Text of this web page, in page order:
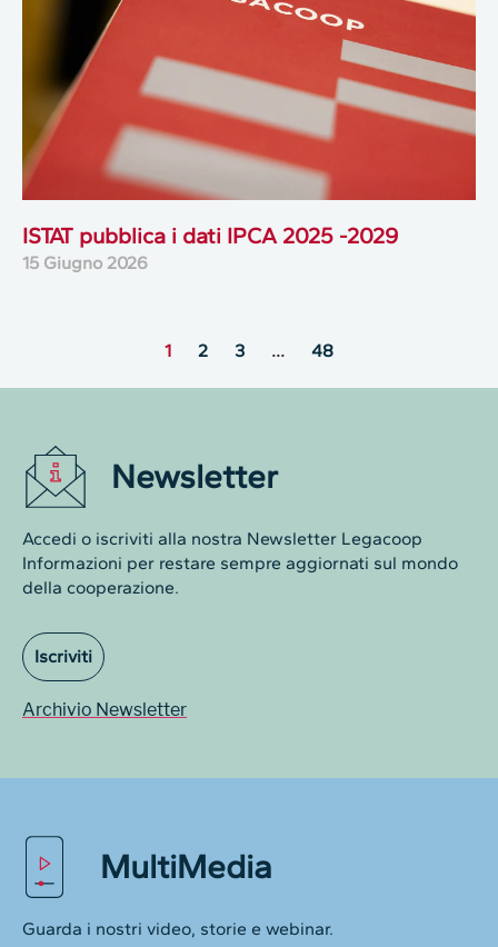
ISTAT pubblica i dati IPCA 2025 -2029
15 Giugno 2026
1 2 3 … 48
Newsletter
Accedi o iscriviti alla nostra Newsletter Legacoop
Informazioni per restare sempre aggiornati sul mondo
della cooperazione.
Iscriviti
Archivio Newsletter
MultiMedia
Guarda i nostri video, storie e webinar.